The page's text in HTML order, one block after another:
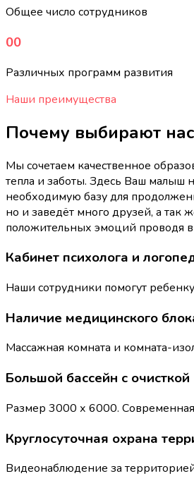
Общее число сотрудников
00
Различных программ развития
Наши преимущества
Почему выбирают
Мы сочетаем качественное
тепла и заботы. Здесь Ваш малыш
необходимую базу для
но и заведёт много друзей, а так
положительных эмоций проводя
Кабинет психолога и
Наши сотрудники помогут
Наличие медицинского
Массажная комната и комната-
Большой бассейн с очисткой
Размер 3000 х 6000.
Круглосуточная охрана
Видеонаблюдение за